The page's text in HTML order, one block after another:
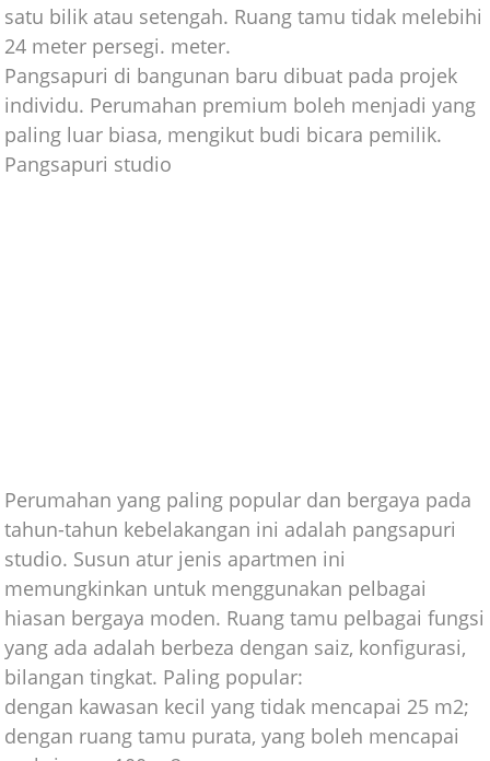
satu bilik atau setengah. Ruang tamu tidak melebihi
24 meter persegi. meter.
Pangsapuri di bangunan baru dibuat pada projek
individu. Perumahan premium boleh menjadi yang
paling luar biasa, mengikut budi bicara pemilik.
Pangsapuri studio
Perumahan yang paling popular dan bergaya pada
tahun-tahun kebelakangan ini adalah pangsapuri
studio. Susun atur jenis apartmen ini
memungkinkan untuk menggunakan pelbagai
hiasan bergaya moden. Ruang tamu pelbagai fungsi
yang ada adalah berbeza dengan saiz, konfigurasi,
bilangan tingkat. Paling popular:
dengan kawasan kecil yang tidak mencapai 25 m2;
dengan ruang tamu purata, yang boleh mencapai